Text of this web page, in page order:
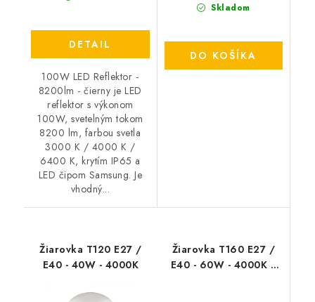
DETAIL
100W LED Reflektor -
8200lm - čierny je LED
reflektor s výkonom
100W, svetelným tokom
8200 lm, farbou svetla
3000 K / 4000 K /
6400 K, krytím IP65 a
LED čipom Samsung. Je
vhodný...
Skladom
DO KOŠÍKA
Žiarovka T120 E27 /
E40 - 40W - 4000K
Žiarovka T160 E27 /
E40 - 60W - 4000K /